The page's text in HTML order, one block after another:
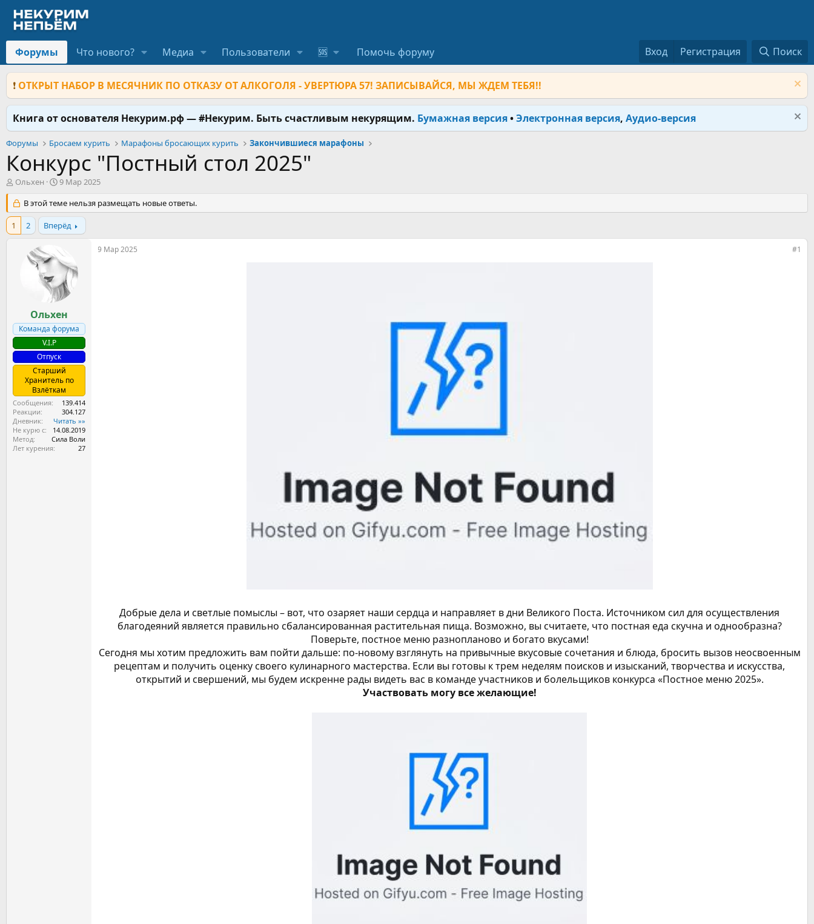
Форумы Что нового? Медиа Пользователи 🆘 Помочь форуму Вход Регистрация Поиск
❗ ОТКРЫТ НАБОР В МЕСЯЧНИК ПО ОТКАЗУ ОТ АЛКОГОЛЯ - УВЕРТЮРА 57! ЗАПИСЫВАЙСЯ, МЫ ЖДЕМ ТЕБЯ!!
Книга от основателя Некурим.рф — #Некурим. Быть счастливым некурящим. Бумажная версия•Электронная версия, Аудио-версия
Форумы Бросаем курить Марафоны бросающих курить Закончившиеся марафоны
Конкурс "Постный стол 2025"
А
т
о
т
Ольхен
Д
т
а
н
а
а
л
а
9 Мар 2025
В этой теме нельзя размещать новые ответы.
1 2 Вперёд
Ольхен
Команда форума
V.I.P
Отпуск
Старший
Хранитель по
Взлёткам
Сообщения
139.414
Реакции
304.127
Дневник
Читать »»
Не курю с
14.08.2019
Метод
Сила Воли
Лет курения
27
9 Мар 2025 #1
Добрые дела и светлые помыслы – вот, что озаряет наши сердца и направляет в дни Великого Поста. Источником сил для осуществления
благодеяний является правильно сбалансированная растительная пища. Возможно, вы считаете, что постная еда скучна и однообразна?
Поверьте, постное меню разнопланово и богато вкусами!
Сегодня мы хотим предложить вам пойти дальше: по-новому взглянуть на привычные вкусовые сочетания и блюда, бросить вызов неосвоенным
рецептам и получить оценку своего кулинарного мастерства. Если вы готовы к трем неделям поисков и изысканий, творчества и искусства,
открытий и свершений, мы будем искренне рады видеть вас в команде участников и болельщиков конкурса «Постное меню 2025».
Участвовать могу все желающие!